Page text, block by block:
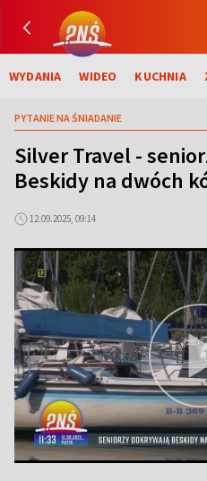
WYDANIA WIDEO KUCHNIA
PYTANIE NA ŚNIADANIE
Silver Travel -
Beskidy na dwóch
12.09.2025, 09:14